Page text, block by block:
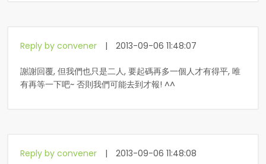
Reply by convener | 2013-09-06 11:48:07
謝謝回覆, 但我們也只是二人, 要起碼再多一個人才有得平, 唯
有再等一下吧~ 否則我們可能去到才報! ^^
Reply by convener | 2013-09-06 11:48:08